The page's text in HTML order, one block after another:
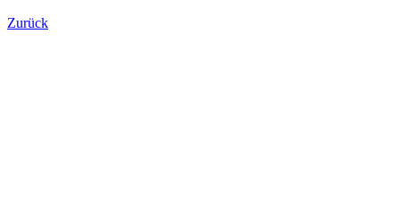
Zurück